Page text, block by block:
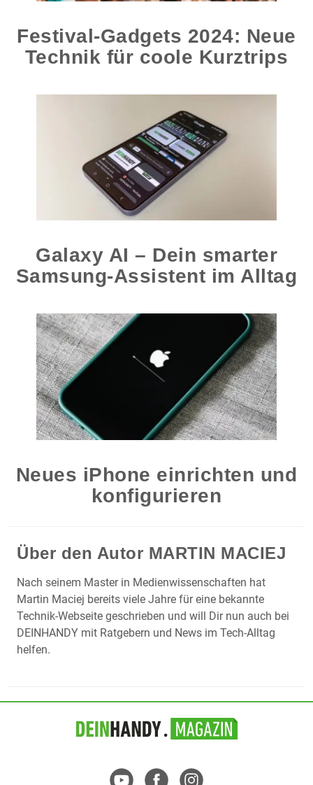
Festival-Gadgets 2024: Neue
Technik für coole Kurztrips
Galaxy AI – Dein smarter
Samsung-Assistent im Alltag
Neues iPhone einrichten und
konfigurieren
Über den Autor MARTIN MACIEJ
Nach seinem Master in Medienwissenschaften hat
Martin Maciej bereits viele Jahre für eine bekannte
Technik-Webseite geschrieben und will Dir nun auch bei
DEINHANDY mit Ratgebern und News im Tech-Alltag
helfen.